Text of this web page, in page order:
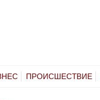
ПРОИСШЕСТВИЕ